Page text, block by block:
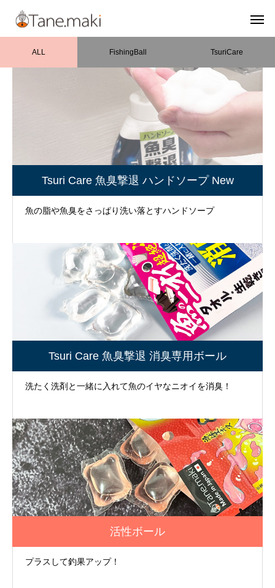
ALL FishingBall TsuriCare
Tsuri Care 魚臭撃退 ハンドソープ New
魚の脂や魚臭をさっぱり洗い落とすハンドソープ
Tsuri Care 魚臭撃退 消臭専用ボール
洗たく洗剤と一緒に入れて魚のイヤなニオイを消臭！
活性ボール
プラスして釣果アップ！